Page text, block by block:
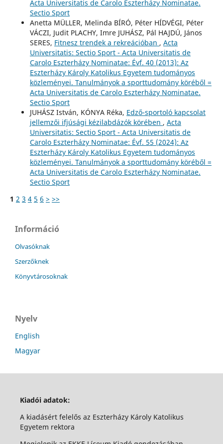
Acta Universitatis de Carolo Eszterházy Nominatae.
Sectio Sport
Anetta MÜLLER, Melinda BÍRÓ, Péter HÍDVÉGI, Péter
VÁCZI, Judit PLACHY, Imre JUHÁSZ, Pál HAJDÚ, János
SERES, Fitnesz trendek a rekreációban , Acta
Universitatis: Sectio Sport - Acta Universitatis de
Carolo Eszterházy Nominatae: Évf. 40 (2013): Az
Eszterházy Károly Katolikus Egyetem tudományos
közleményei. Tanulmányok a sporttudomány köréből =
Acta Universitatis de Carolo Eszterházy Nominatae.
Sectio Sport
JUHÁSZ István, KÓNYA Réka, Edző-sportoló kapcsolat
jellemzői ifjúsági kézilabdázók körében , Acta
Universitatis: Sectio Sport - Acta Universitatis de
Carolo Eszterházy Nominatae: Évf. 55 (2024): Az
Eszterházy Károly Katolikus Egyetem tudományos
közleményei. Tanulmányok a sporttudomány köréből =
Acta Universitatis de Carolo Eszterházy Nominatae.
Sectio Sport
1 2 3 4 5 6 > >>
Információ
Olvasóknak
Szerzőknek
Könyvtárosoknak
Nyelv
English
Magyar
Kiadói adatok:
A kiadásért felelős az Eszterházy Károly Katolikus
Egyetem rektora